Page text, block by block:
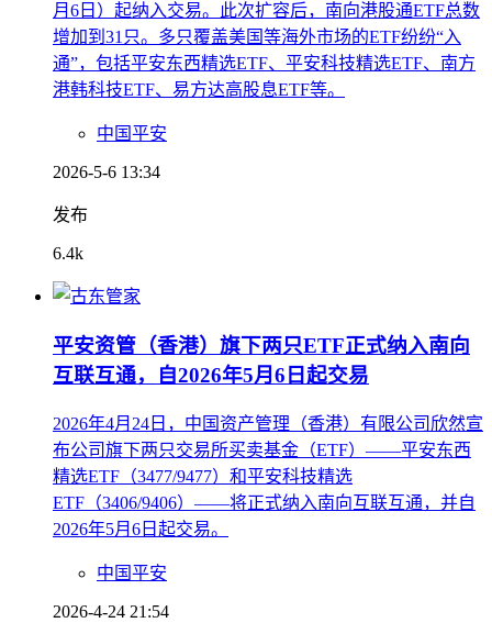
月6日）起纳入交易。此次扩容后，南向港股通ETF总数
增加到31只。多只覆盖美国等海外市场的ETF纷纷“入
通”，包括平安东西精选ETF、平安科技精选ETF、南方
港韩科技ETF、易方达高股息ETF等。
中国平安
2026-5-6 13:34
发布
6.4k
平安资管（香港）旗下两只ETF正式纳入南向
互联互通，自2026年5月6日起交易
2026年4月24日，中国资产管理（香港）有限公司欣然宣
布公司旗下两只交易所买卖基金（ETF）——平安东西
精选ETF（3477/9477）和平安科技精选
ETF（3406/9406）——将正式纳入南向互联互通，并自
2026年5月6日起交易。
中国平安
2026-4-24 21:54